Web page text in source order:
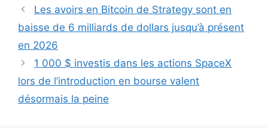
Les avoirs en Bitcoin de Strategy sont en
baisse de 6 milliards de dollars jusqu’à présent
en 2026
1 000 $ investis dans les actions SpaceX
lors de l’introduction en bourse valent
désormais la peine